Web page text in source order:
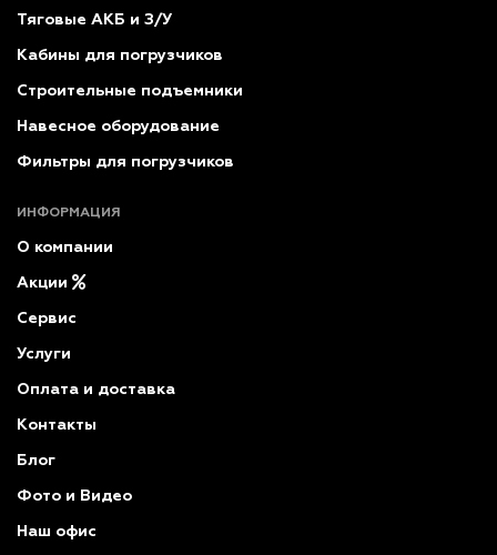
Тяговые АКБ и З/У
Кабины для погрузчиков
Строительные подъемники
Навесное оборудование
Фильтры для погрузчиков
ИНФОРМАЦИЯ
О компании
Акции
Сервис
Услуги
Оплата и доставка
Контакты
Блог
Фото и Видео
Наш офис